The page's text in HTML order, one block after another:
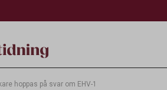
hoppas på svar om EHV-1